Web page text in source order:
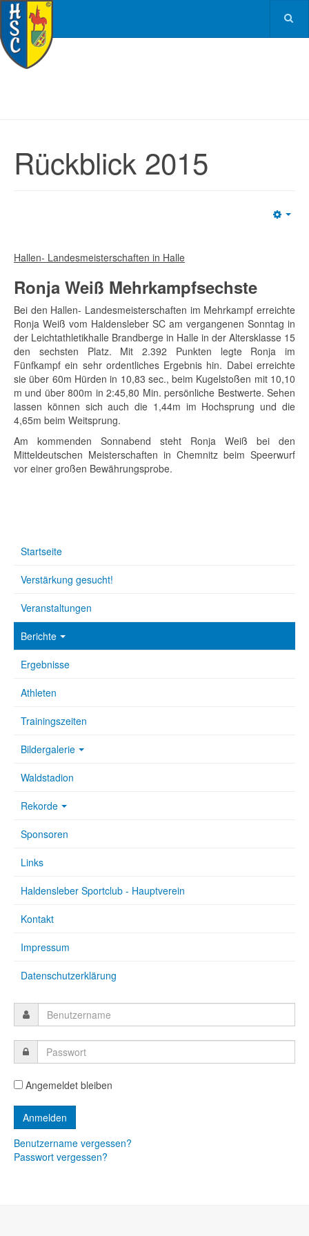
Rückblick 2015
Hallen- Landesmeisterschaften in Halle
Ronja Weiß Mehrkampfsechste
Bei den Hallen- Landesmeisterschaften im Mehrkampf erreichte
Ronja Weiß vom Haldensleber SC am vergangenen Sonntag in
der Leichtathletikhalle Brandberge in Halle in der Altersklasse 15
den sechsten Platz. Mit 2.392 Punkten legte Ronja im
Fünfkampf ein sehr ordentliches Ergebnis hin. Dabei erreichte
sie über 60m Hürden in 10,83 sec., beim Kugelstoßen mit 10,10
m und über 800m in 2:45,80 Min. persönliche Bestwerte. Sehen
lassen können sich auch die 1,44m im Hochsprung und die
4,65m beim Weitsprung.
Am kommenden Sonnabend steht Ronja Weiß bei den
Mitteldeutschen Meisterschaften in Chemnitz beim Speerwurf
vor einer großen Bewährungsprobe.
Startseite
Verstärkung gesucht!
Veranstaltungen
Berichte
Ergebnisse
Athleten
Trainingszeiten
Bildergalerie
Waldstadion
Rekorde
Sponsoren
Links
Haldensleber Sportclub - Hauptverein
Kontakt
Impressum
Datenschutzerklärung
Angemeldet bleiben
Benutzername vergessen?
Passwort vergessen?